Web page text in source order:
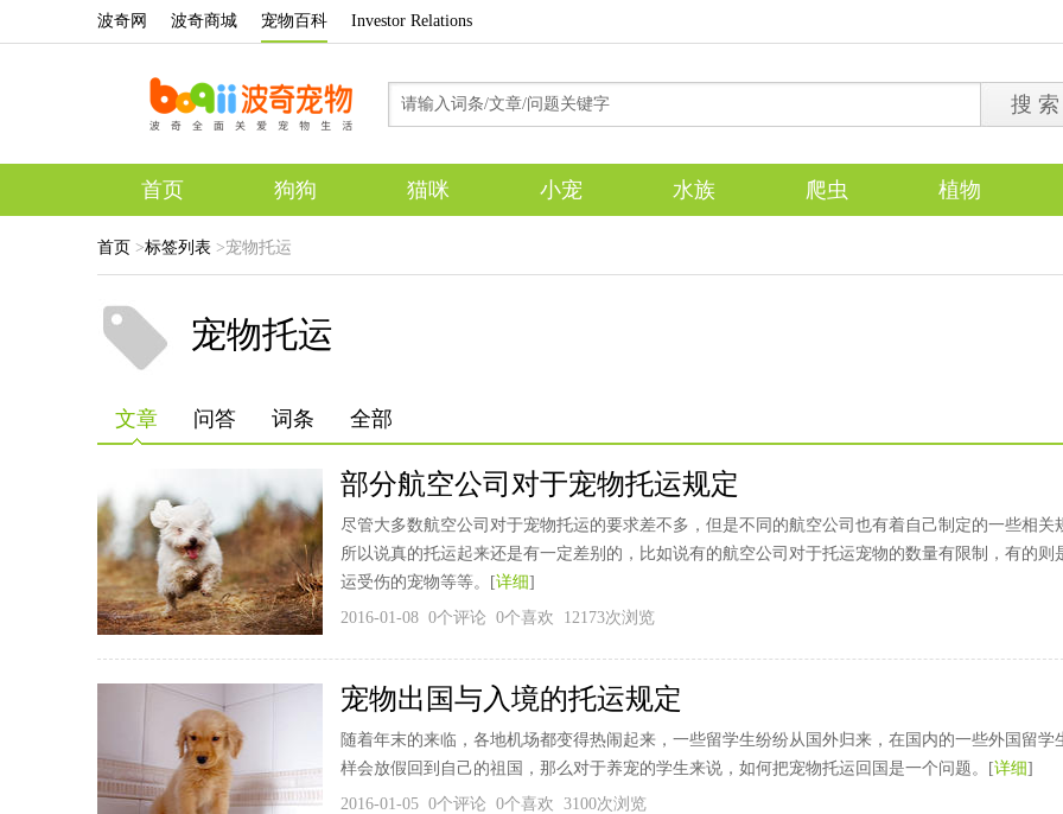
波奇网 波奇商城 宠物百科 Investor Relations
首页 狗狗 猫咪 小宠 水族 爬虫 植物
首页 >标签列表 >宠物托运
宠物托运
文章 问答 词条 全部
部分航空公司对于宠物托运规定
尽管大多数航空公司对于宠物托运的要求差不多，但是不同的航空公司也有着自己制定的一些相关
所以说真的托运起来还是有一定差别的，比如说有的航空公司对于托运宠物的数量有限制，有的则
运受伤的宠物等等。[详细]
2016-01-08 0个评论 0个喜欢 12173次浏览
宠物出国与入境的托运规定
随着年末的来临，各地机场都变得热闹起来，一些留学生纷纷从国外归来，在国内的一些外国留学
样会放假回到自己的祖国，那么对于养宠的学生来说，如何把宠物托运回国是一个问题。[详细]
2016-01-05 0个评论 0个喜欢 3100次浏览